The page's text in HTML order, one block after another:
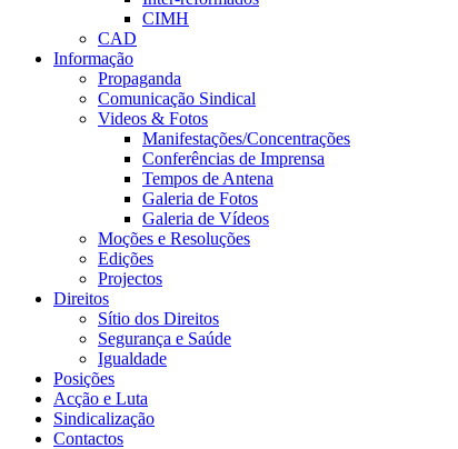
CIMH
CAD
Informação
Propaganda
Comunicação Sindical
Videos & Fotos
Manifestações/Concentrações
Conferências de Imprensa
Tempos de Antena
Galeria de Fotos
Galeria de Vídeos
Moções e Resoluções
Edições
Projectos
Direitos
Sítio dos Direitos
Segurança e Saúde
Igualdade
Posições
Acção e Luta
Sindicalização
Contactos